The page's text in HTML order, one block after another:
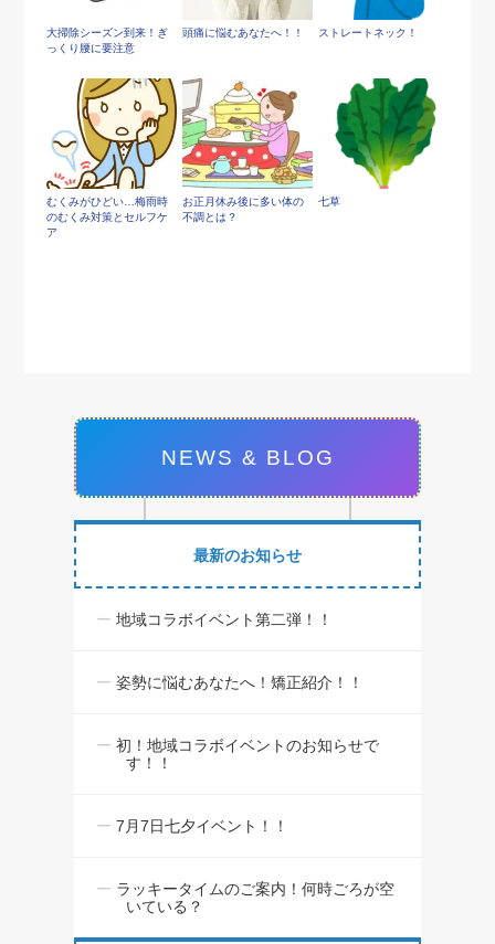
大掃除シーズン到来！ぎ
っくり腰に要注意
頭痛に悩むあなたへ！！ ストレートネック！
むくみがひどい…梅雨時
のむくみ対策とセルフケ
ア
お正月休み後に多い体の
不調とは？
七草
NEWS & BLOG
最新のお知らせ
地域コラボイベント第二弾！！
姿勢に悩むあなたへ！矯正紹介！！
初！地域コラボイベントのお知らせで
す！！
7月7日七夕イベント！！
ラッキータイムのご案内！何時ごろが空
いている？